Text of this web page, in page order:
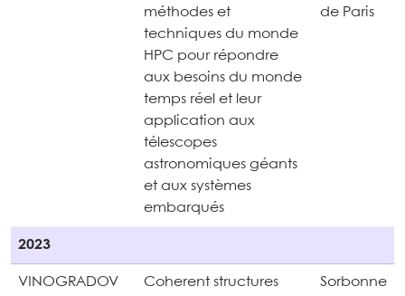
méthodes et
techniques du monde
HPC pour répondre
aux besoins du monde
temps réel et leur
application aux
télescopes
astronomiques géants
et aux systèmes
embarqués
de Paris
2023
VINOGRADOV
Coherent structures
Sorbonne